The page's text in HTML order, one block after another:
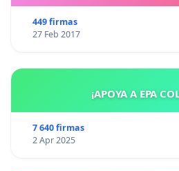
449 firmas
27 Feb 2017
¡APOYA A EPA
7 640 firmas
2 Apr 2025